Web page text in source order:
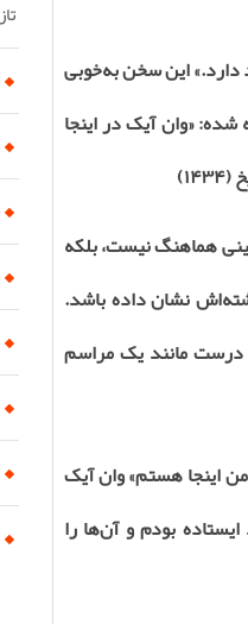
دارد.» این سخن به‌خوبی
شده: «وان آیک در اینجا
(۱۴۳۴)
هماهنگ نیست، بلکه
نشان داده باشد.
درست مانند یک مراسم
اینجا هستم» وان آیک
بودم و آن‌ها را